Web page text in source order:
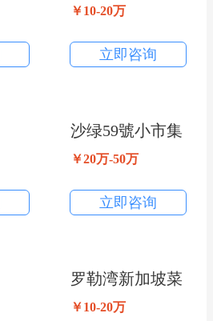
￥10-20万
立即咨询
沙绿59號小市集
￥20万-50万
立即咨询
罗勒湾新加坡菜
￥10-20万